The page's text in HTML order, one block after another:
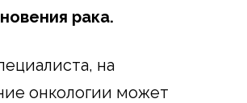
рака.
на
онкологии может